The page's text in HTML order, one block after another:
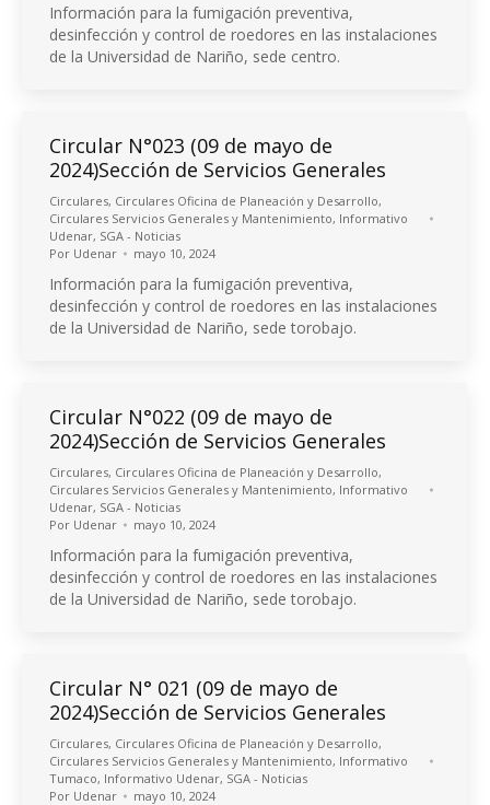
Información para la fumigación preventiva,
desinfección y control de roedores en las instalaciones
de la Universidad de Nariño, sede centro.
Circular N°023 (09 de mayo de
2024)Sección de Servicios Generales
Circulares, Circulares Oficina de Planeación y Desarrollo,
Circulares Servicios Generales y Mantenimiento, Informativo
Udenar, SGA - Noticias
Por Udenar mayo 10, 2024
Información para la fumigación preventiva,
desinfección y control de roedores en las instalaciones
de la Universidad de Nariño, sede torobajo.
Circular N°022 (09 de mayo de
2024)Sección de Servicios Generales
Circulares, Circulares Oficina de Planeación y Desarrollo,
Circulares Servicios Generales y Mantenimiento, Informativo
Udenar, SGA - Noticias
Por Udenar mayo 10, 2024
Información para la fumigación preventiva,
desinfección y control de roedores en las instalaciones
de la Universidad de Nariño, sede torobajo.
Circular N° 021 (09 de mayo de
2024)Sección de Servicios Generales
Circulares, Circulares Oficina de Planeación y Desarrollo,
Circulares Servicios Generales y Mantenimiento, Informativo
Tumaco, Informativo Udenar, SGA - Noticias
Por Udenar mayo 10, 2024